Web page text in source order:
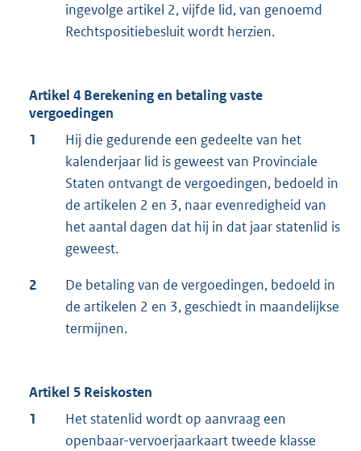
ingevolge artikel 2, vijfde lid, van genoemd
Rechtspositiebesluit wordt herzien.
Artikel 4 Berekening en betaling vaste
vergoedingen
1
Hij die gedurende een gedeelte van het
kalenderjaar lid is geweest van Provinciale
Staten ontvangt de vergoedingen, bedoeld in
de artikelen 2 en 3, naar evenredigheid van
het aantal dagen dat hij in dat jaar statenlid is
geweest.
2
De betaling van de vergoedingen, bedoeld in
de artikelen 2 en 3, geschiedt in maandelijkse
termijnen.
Artikel 5 Reiskosten
1
Het statenlid wordt op aanvraag een
openbaar-vervoerjaarkaart tweede klasse